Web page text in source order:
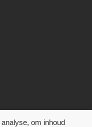
om inhoud